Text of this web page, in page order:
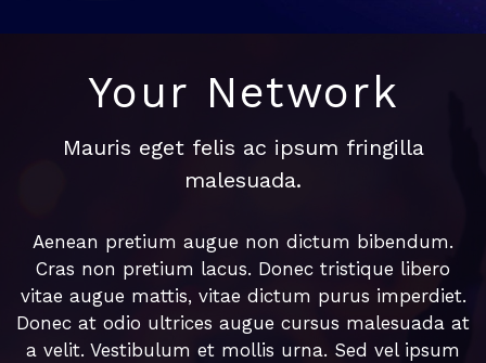
Your Network
Mauris eget felis ac ipsum fringilla
malesuada.
Aenean pretium augue non dictum bibendum.
Cras non pretium lacus. Donec tristique libero
vitae augue mattis, vitae dictum purus imperdiet.
Donec at odio ultrices augue cursus malesuada at
a velit. Vestibulum et mollis urna. Sed vel ipsum